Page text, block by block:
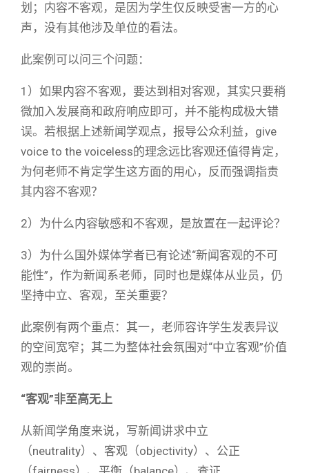
划；内容不客观，是因为学生仅反映受害一方的心
声，没有其他涉及单位的看法。
此案例可以问三个问题：
1）如果内容不客观，要达到相对客观，其实只要稍
微加入发展商和政府响应即可，并不能构成极大错
误。若根据上述新闻学观点，报导公众利益，give
voice to the voiceless的理念远比客观还值得肯定，
为何老师不肯定学生这方面的用心，反而强调指责
其内容不客观？
2）为什么内容敏感和不客观，是放置在一起评论？
3）为什么国外媒体学者已有论述“新闻客观的不可
能性”，作为新闻系老师，同时也是媒体从业员，仍
坚持中立、客观，至关重要？
此案例有两个重点：其一，老师容许学生发表异议
的空间宽窄；其二为整体社会氛围对“中立客观”价值
观的崇尚。
“客观”非至高无上
从新闻学角度来说，写新闻讲求中立
（neutrality）、客观（objectivity）、公正